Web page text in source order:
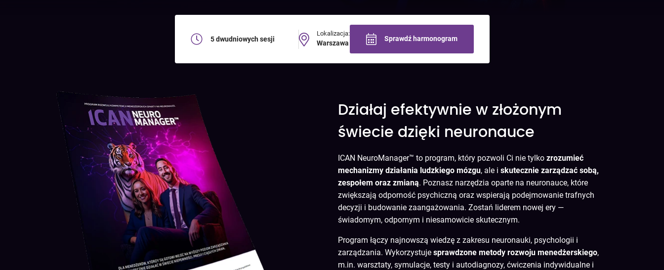
5 dwudniowych sesji
Lokalizacja:
Warszawa Sprawdź harmonogram
Działaj efektywnie w złożonym
świecie dzięki neuronauce
ICAN NeuroManager™ to program, który pozwoli Ci nie tylko zrozumieć
mechanizmy działania ludzkiego mózgu, ale i skutecznie zarządzać sobą,
zespołem oraz zmianą. Poznasz narzędzia oparte na neuronauce, które
zwiększają odporność psychiczną oraz wspierają podejmowanie trafnych
decyzji i budowanie zaangażowania. Zostań liderem nowej ery —
świadomym, odpornym i niesamowicie skutecznym.
Program łączy najnowszą wiedzę z zakresu neuronauki, psychologii i
zarządzania. Wykorzystuje sprawdzone metody rozwoju menedżerskiego,
m.in. warsztaty, symulacje, testy i autodiagnozy, ćwiczenia indywidualne i